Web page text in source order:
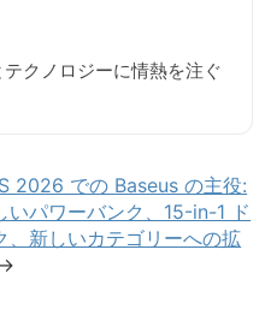
クノロジーに情熱を注ぐ
2026 での Baseus の主役:
いパワーバンク、15-in-1 ド
、新しいカテゴリーへの拡
→